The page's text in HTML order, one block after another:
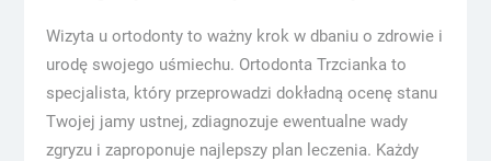
Wizyta u ortodonty to ważny krok w dbaniu o zdrowie i
urodę swojego uśmiechu. Ortodonta Trzcianka to
specjalista, który przeprowadzi dokładną ocenę stanu
Twojej jamy ustnej, zdiagnozuje ewentualne wady
zgryzu i zaproponuje najlepszy plan leczenia. Każdy